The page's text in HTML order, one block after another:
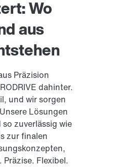
Wo
aus
Präzision
dahinter.
und wir sorgen
Lösungen
zuverlässig wie
zur finalen
Flexibel.